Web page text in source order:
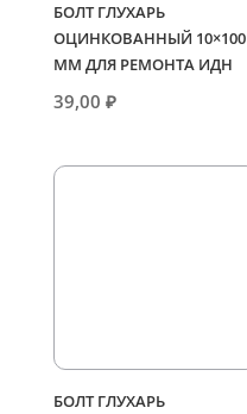
БОЛТ ГЛУХАРЬ
ОЦИНКОВАННЫЙ 10×100
ММ ДЛЯ РЕМОНТА ИДН
39,00 ₽
БОЛТ ГЛУХАРЬ